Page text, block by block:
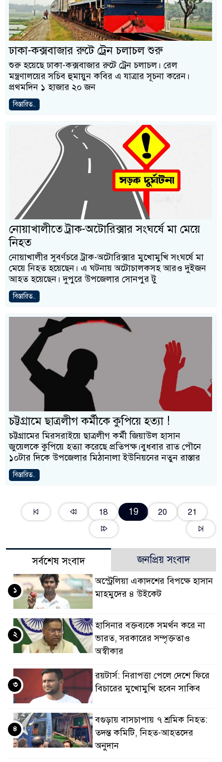
ঢাকা-কক্সবাজার রুটে ট্রেন চলাচল শুরু
শুরু হয়েছে ঢাকা-কক্সবাজার রুটে ট্রেন চলাচল। রেল
মন্ত্রণালয়ের সচিব হুমায়ুন কবির এ যাত্রার সূচনা করেন।
প্রথমদিন ১ হাজার ২০ জন
বিস্তারিত..
নোয়াখালীতে ট্রাক-অটোরিক্সার সংঘর্ষে মা মেয়ে
নিহত
নোয়াখালীর সুবর্ণচরে ট্রাক-অটোরিক্সার মুখোমুখি সংঘর্ষে মা
মেয়ে নিহত হয়েছেন। এ ঘটনায় অটোচালকসহ আরও দুইজন
আহত হয়েছেন। দুপুরে উপজেলার সোনপুর টু
বিস্তারিত..
চট্টগ্রামে ছাত্রলীগ কর্মীকে কুপিয়ে হত্যা !
চট্টগ্রামের মিরসরাইয়ে ছাত্রলীগ কর্মী জিয়াউল হাসান
জুয়েলকে কুপিয়ে হত্যা করেছে প্রতিপক্ষ।বুধবার রাত পৌনে
১০টার দিকে উপজেলার মিঠানালা ইউনিয়নের নতুন রাস্তার
বিস্তারিত..
18 19 20 21
সর্বশেষ সংবাদ জনপ্রিয় সংবাদ
অস্ট্রেলিয়া একাদশের বিপক্ষে হাসান
মাহমুদের ৪ উইকেট
১
হাসিনার বক্তব্যকে সমর্থন করে না
ভারত, সরকারের সম্পৃক্ততাও
অস্বীকার
২
রয়টার্স: নিরাপত্তা পেলে দেশে ফিরে
বিচারের মুখোমুখি হবেন সাকিব
৩
বগুড়ায় বাসচাপায় ৭ শ্রমিক নিহত:
তদন্ত কমিটি, নিহত-আহতদের
অনুদান
৪